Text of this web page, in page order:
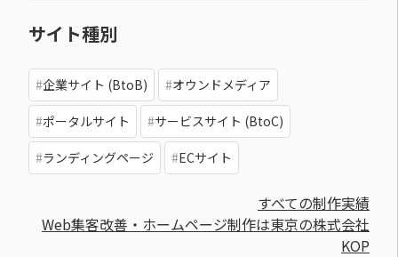
サイト種別
企業サイト (BtoB) オウンドメディア
ポータルサイト サービスサイト (BtoC)
ランディングページ ECサイト
すべての制作実績
Web集客改善・ホームページ制作は東京の株式会社
KOP